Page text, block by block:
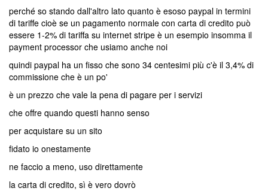
perché so stando dall'altro lato quanto è esoso paypal in termini
di tariffe cioè se un pagamento normale con carta di credito può
essere 1-2% di tariffa su internet stripe è un esempio insomma il
payment processor che usiamo anche noi
quindi paypal ha un fisso che sono 34 centesimi più c'è il 3,4% di
commissione che è un po'
è un prezzo che vale la pena di pagare per i servizi
che offre quando questi hanno senso
per acquistare su un sito
fidato io onestamente
ne faccio a meno, uso direttamente
la carta di credito, sì è vero dovrò